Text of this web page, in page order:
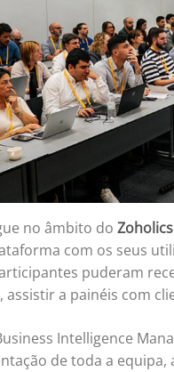
no âmbito do
com os seus
puderam
assistir a painéis com
Intelligence
de toda a